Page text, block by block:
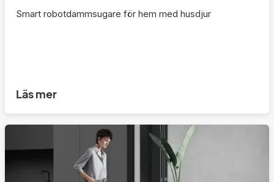
Smart robotdammsugare för hem med husdjur
Läs mer